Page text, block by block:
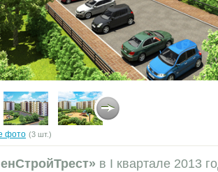
фото (3 шт.)
в I квартале 2013